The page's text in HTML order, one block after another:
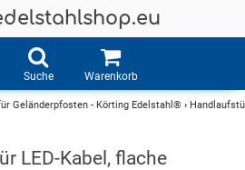
Suche Warenkorb
Geländerpfosten - Körting Edelstahl® ›
LED-Kabel, flache